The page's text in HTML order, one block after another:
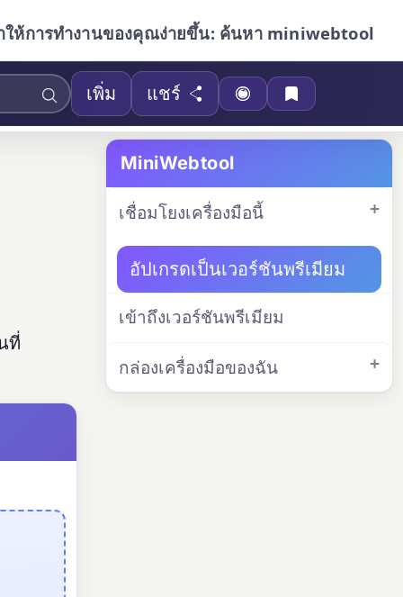
ให้การทำงานของคุณง่ายขึ้น: ค้นหา miniwebtool
เพิ่ม แชร์
ที่
MiniWebtool
เชื่อมโยงเครื่องมือนี้
อัปเกรดเป็นเวอร์ชันพรีเมียม
เข้าถึงเวอร์ชันพรีเมียม
กล่องเครื่องมือของฉัน